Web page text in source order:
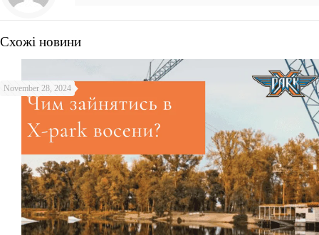
Схожі новини
November 28, 2024